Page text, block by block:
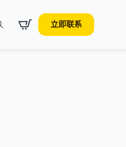
立即联系